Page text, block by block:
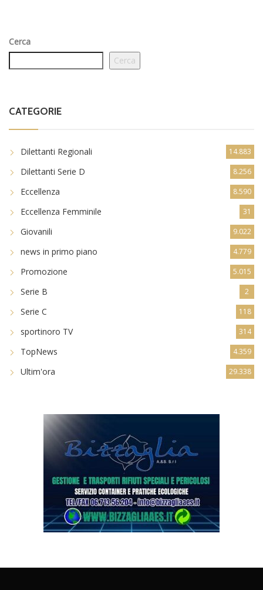
Cerca
Cerca
CATEGORIE
Dilettanti Regionali 14.883
Dilettanti Serie D 8.256
Eccellenza 8.590
Eccellenza Femminile 31
Giovanili 9.022
news in primo piano 4.779
Promozione 5.015
Serie B 2
Serie C 118
sportinoro TV 314
TopNews 4.359
Ultim'ora 29.338